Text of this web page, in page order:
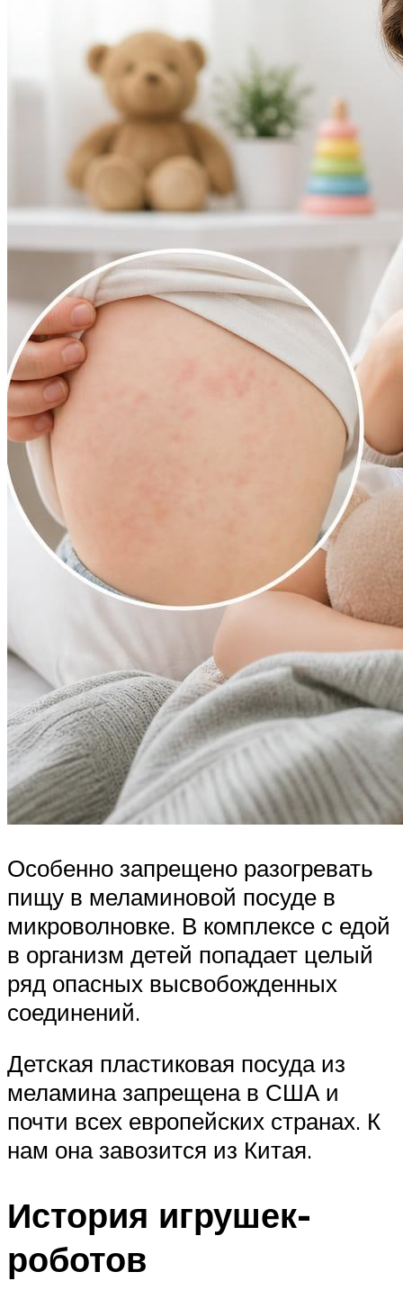
Особенно запрещено разогревать
пищу в меламиновой посуде в
микроволновке. В комплексе с едой
в организм детей попадает целый
ряд опасных высвобожденных
соединений.
Детская пластиковая посуда из
меламина запрещена в США и
почти всех европейских странах. К
нам она завозится из Китая.
История игрушек-
роботов